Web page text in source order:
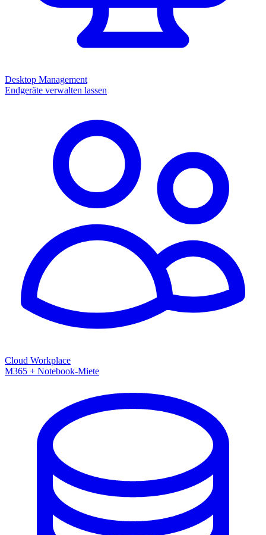
Desktop Management
Endgeräte verwalten lassen
Cloud Workplace
M365 + Notebook-Miete